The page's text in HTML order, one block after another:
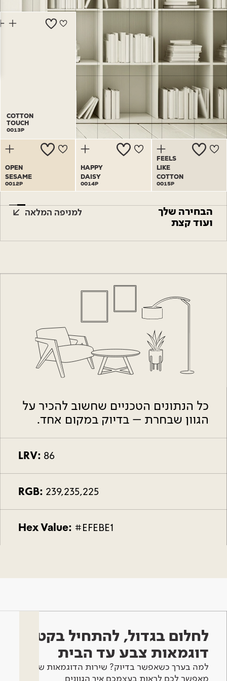
רובה
RAL
לכל מוצרי צבע וציפויים
Academy
תוכן מקצועי
אודותינו
מדיניות סביבתית
מדיניות מערכת משולבת ו - ISO
פתרונות לתעשייה
COTTON
TOUCH
0013P
FEELS
LIKE
COTTON
0015P
HAPPY
DAISY
0014P
COTTON
TOUCH
0013P
OPEN
SESAME
0012P
הבחירה שלך
ועוד קצת
למניפה המלאה
כל הנתונים הטכניים שחשוב להכיר על
הגוון שבחרת – בדיוק במקום אחד.
LRV: 86
RGB: 239,235,225
Hex Value: #EFEBE1
לחלום בגדול, להתחיל בקטן -
דוגמאות צבע עד הבית
למה בערך כשאפשר בדיוק? שירות הדוגמאות שלנו
מאפשר לכם לראות בעצמכם איך הגוונים